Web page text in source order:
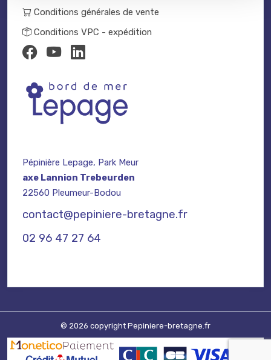
Conditions générales de vente
Conditions VPC - expédition
Pépinière Lepage, Park Meur
axe Lannion Trebeurden
22560 Pleumeur-Bodou
contact@pepiniere-bretagne.fr
02 96 47 27 64
© 2026 copyright Pepiniere-bretagne.fr